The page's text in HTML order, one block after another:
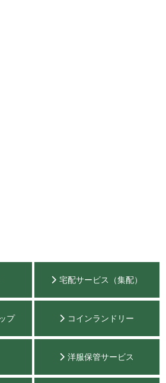
宅配サービス（集配）
プ コインランドリー
洋服保管サービス